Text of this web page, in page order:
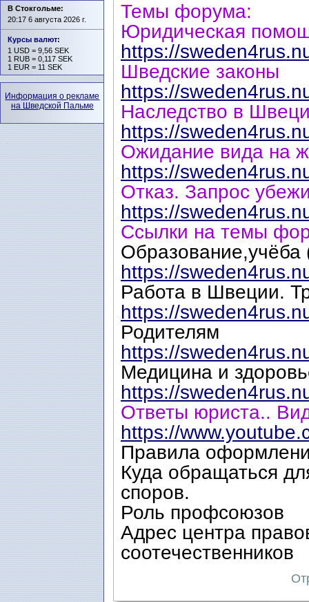
Темы форума:
Юридическая
https://
Шведские законы
https://
Наследство в
https://
Ожидание вида на
https://
Отказ. Запрос
https://
Ссылки на темы
https://
Работа в Швеции.
https://
Родителям
https://
Медицина и
https://
Ответы юриста..
https://
Правила
Куда обращаться
споров.
Роль профсоюзов
Адрес центра
соотечественников
В Стокгольме:
20:17 6 августа 2026 г.
Курсы валют:
1 USD = 9,56 SEK
1 RUB = 0,117 SEK
1 EUR = 11 SEK
Информация о рекламе
на Шведской Пальме